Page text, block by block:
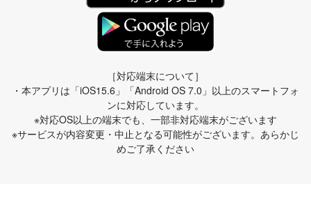
［対応端末について］
・本アプリは「iOS15.6」「Android OS 7.0」以上のスマートフォ
ンに対応しています。
※対応OS以上の端末でも、一部非対応端末がございます
※サービスが内容変更・中止となる可能性がございます。あらかじ
めご了承ください